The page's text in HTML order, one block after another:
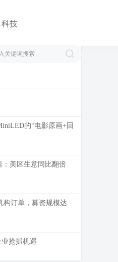
科技
不把老用户满意度当
的“电影原画+回
：美区生意同比翻倍
构订单，募资规模达
抢抓机遇